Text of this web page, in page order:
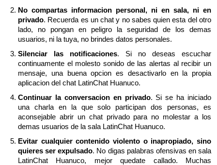
No compartas informacion personal, ni en sala, ni en
privado. Recuerda es un chat y no sabes quien esta del otro
lado, no pongan en peligro la seguridad de los demas
usuarios, ni la tuya, no brindes datos personales.
Silenciar las notificaciones. Si no deseas escuchar
continuamente el molesto sonido de las alertas al recibir un
mensaje, una buena opcion es desactivarlo en la propia
aplicacion del chat LatinChat Huanuco.
Continuar la conversacion en privado. Si se ha iniciado
una charla en la que solo participan dos personas, es
aconsejable abrir un chat privado para no molestar a los
demas usuarios de la sala LatinChat Huanuco.
Evitar cualquier contenido violento o inapropiado, sino
quieres ser expulsado. No digas palabras ofensivas en sala
LatinChat Huanuco, mejor quedate callado. Muchas